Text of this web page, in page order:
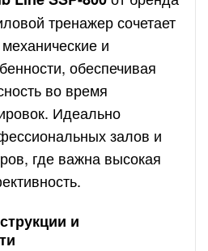
тренажер сочетает
и
обеспечивая
во время
Идеально
залов и
где важна высокая
и